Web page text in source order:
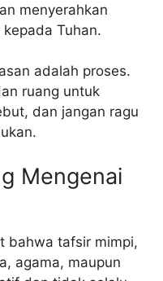
menyerahkan
Tuhan.
adalah proses.
ruang untuk
dan jangan ragu
Mengenai
bahwa tafsir mimpi,
agama, maupun